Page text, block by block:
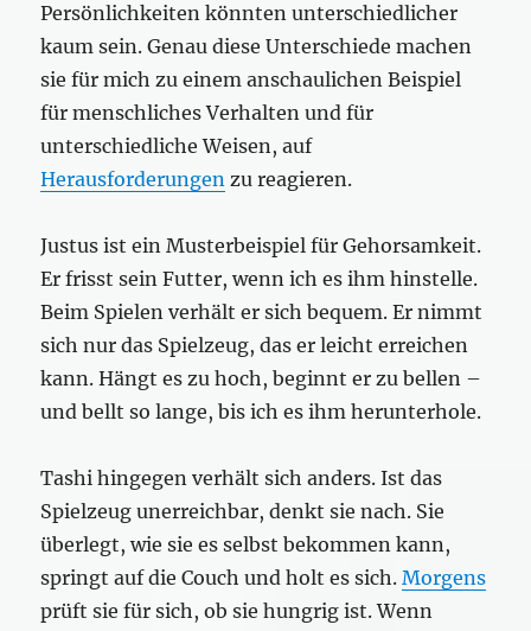
Persönlichkeiten könnten unterschiedlicher
kaum sein. Genau diese Unterschiede machen
sie für mich zu einem anschaulichen Beispiel
für menschliches Verhalten und für
unterschiedliche Weisen, auf
Herausforderungen zu reagieren.
Justus ist ein Musterbeispiel für Gehorsamkeit.
Er frisst sein Futter, wenn ich es ihm hinstelle.
Beim Spielen verhält er sich bequem. Er nimmt
sich nur das Spielzeug, das er leicht erreichen
kann. Hängt es zu hoch, beginnt er zu bellen –
und bellt so lange, bis ich es ihm herunterhole.
Tashi hingegen verhält sich anders. Ist das
Spielzeug unerreichbar, denkt sie nach. Sie
überlegt, wie sie es selbst bekommen kann,
springt auf die Couch und holt es sich.Morgens
prüft sie für sich, ob sie hungrig ist. Wenn